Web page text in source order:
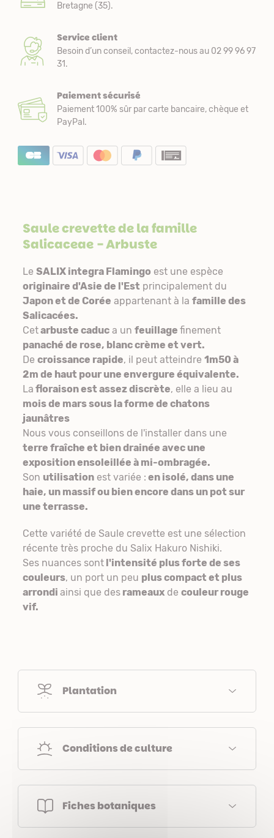
Bretagne (35).
Service client
Besoin d’un conseil, contactez-nous au 02 99 96 97
31.
Paiement sécurisé
Paiement 100% sûr par carte bancaire, chèque et
PayPal.
Saule crevette de la famille
Salicaceae- Arbuste
Le SALIX integra Flamingo est une espèce
originaire d'Asie de l'Est principalement du
Japon et de Corée appartenant à la famille des
Salicacées.
Cetarbuste caduca un feuillage finement
panaché de rose, blanc crème et vert.
De croissance rapide, il peut atteindre 1m50 à
2m de haut pour une envergure équivalente.
La floraison est assez discrète, elle a lieu au
mois de mars sous la forme de chatons
jaunâtres
Nous vous conseillons de l'installer dans une
terre fraîche et bien drainée avec une
exposition ensoleillée à mi-ombragée.
Son utilisationest variée : en isolé, dans une
haie, un massif ou bien encore dans un pot sur
une terrasse.
Cette variété de Saule crevette est une sélection
récente très proche du Salix Hakuro Nishiki.
Ses nuances sontl'intensité plus forte de ses
couleurs, un port un peu plus compact et plus
arrondi ainsi que desrameauxde couleur rouge
vif.
Plantation
Conditions de culture
Fiches botaniques